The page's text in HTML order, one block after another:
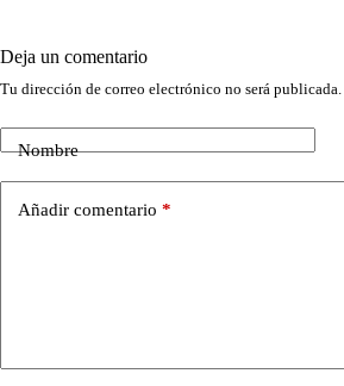
Deja un comentario
Tu dirección de correo electrónico no será publicada.
Nombre
Añadir comentario *